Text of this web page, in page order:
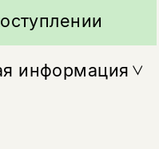
информация